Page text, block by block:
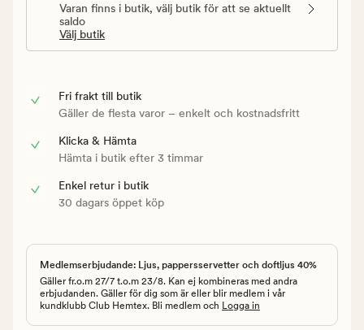
Varan finns i butik, välj butik för att se aktuellt
saldo
Välj butik
Fri frakt till butik
Gäller de flesta varor – enkelt och kostnadsfritt
Klicka & Hämta
Hämta i butik efter 3 timmar
Enkel retur i butik
30 dagars öppet köp
Medlemserbjudande: Ljus, pappersservetter och doftljus 40%
Gäller fr.o.m 27/7 t.o.m 23/8. Kan ej kombineras med andra
erbjudanden. Gäller för dig som är eller blir medlem i vår
kundklubb Club Hemtex. Bli medlem och Logga in